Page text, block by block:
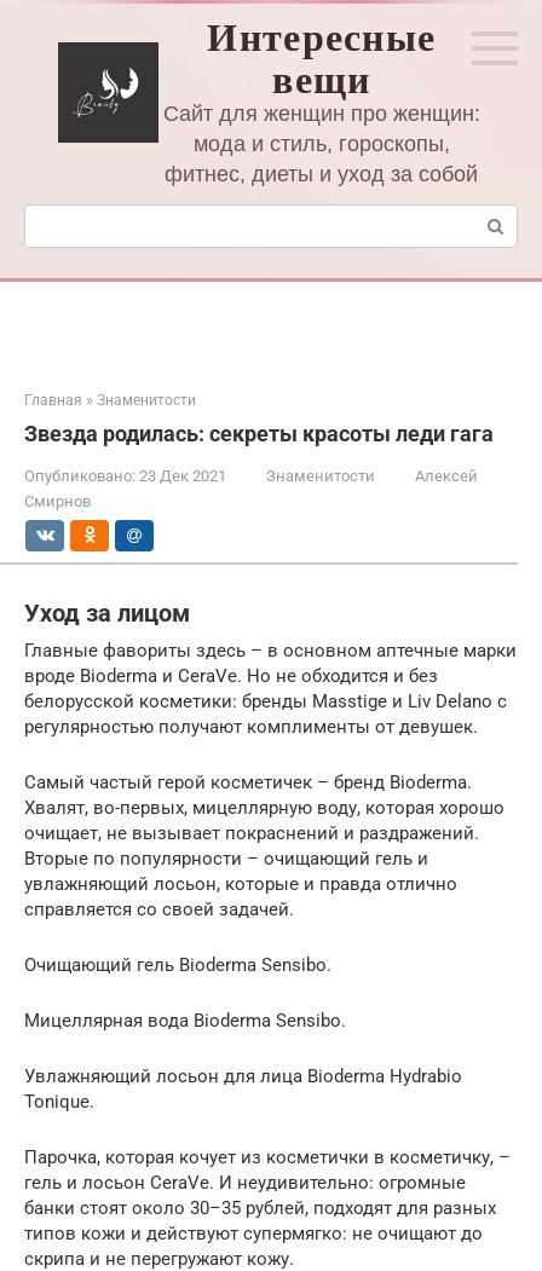
Интересные
вещи
Сайт для женщин про женщин:
мода и стиль, гороскопы,
фитнес, диеты и уход за собой
Поиск:
Главная » Знаменитости
Звезда родилась: секреты красоты леди гага
Опубликовано: 23 Дек 2021 Знаменитости
Алексей
Смирнов
Уход за лицом
Главные фавориты здесь – в основном аптечные марки
вроде Bioderma и CeraVe. Но не обходится и без
белорусской косметики: бренды Masstige и Liv Delano с
регулярностью получают комплименты от девушек.
Самый частый герой косметичек – бренд Bioderma.
Хвалят, во-первых, мицеллярную воду, которая хорошо
очищает, не вызывает покраснений и раздражений.
Вторые по популярности – очищающий гель и
увлажняющий лосьон, которые и правда отлично
справляется со своей задачей.
Очищающий гель Bioderma Sensibo.
Мицеллярная вода Bioderma Sensibo.
Увлажняющий лосьон для лица Bioderma Hydrabio
Tonique.
Парочка, которая кочует из косметички в косметичку, –
гель и лосьон CeraVe. И неудивительно: огромные
банки стоят около 30–35 рублей, подходят для разных
типов кожи и действуют супермягко: не очищают до
скрипа и не перегружают кожу.